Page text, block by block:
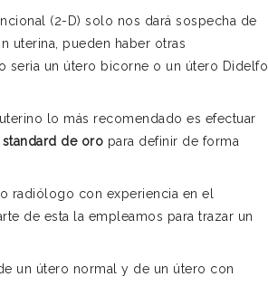
(2-D) solo nos dará sospecha de
uterina, pueden haber otras
seria un útero bicorne o un útero Didelfo
lo más recomendado es efectuar
de oro para definir de forma
radiólogo con experiencia en el
de esta la empleamos para trazar un
un útero normal y de un útero con